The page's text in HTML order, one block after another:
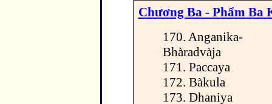
Chương Ba - Phẩm Ba
170. Anganika-
Bhàradvàja
171. Paccaya
172. Bàkula
173. Dhaniya